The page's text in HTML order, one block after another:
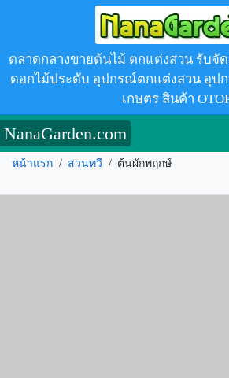
ตลาดกลางขายต้นไม้ ตกแต่งสวน รับจั
ดอกไม้ประดับ อุปกรณ์ตกแต่งสวน อุป
เกษตร สินค้า
NanaGarden.com
หน้าแรก / สวนทวี / ต้นผักพฤกษ์